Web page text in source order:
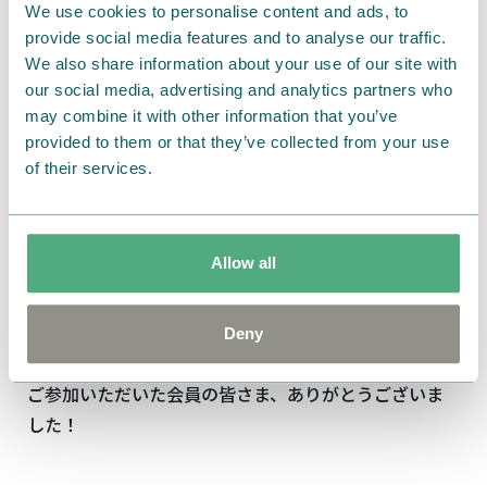
We use cookies to personalise content and ads, to
provide social media features and to analyse our traffic.
We also share information about your use of our site with
our social media, advertising and analytics partners who
may combine it with other information that you’ve
provided to them or that they’ve collected from your use
of their services.
Allow all
Deny
になるようブラッシュアップさせて仕上げる予定です。
今後のスケジュールについて
今年のおせちは、8 月頃の販売を予定しております。
また、日頃から応援してくださっている会員の皆さま
せていただく予定です。
最終的にどのような姿で皆さまの前に登場するのか。
皆さまの想いと私たちのこだわりが重なる特別な「お
せち」の発売を楽しみにお待ちください！
ご参加いただいた会員の皆さま、ありがとうございま
した！